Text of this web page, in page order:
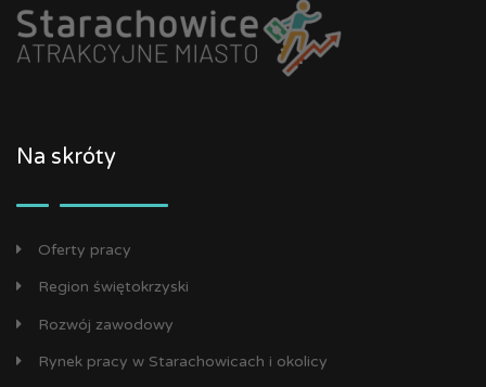
Na skróty
Oferty pracy
Region świętokrzyski
Rozwój zawodowy
Rynek pracy w Starachowicach i okolicy